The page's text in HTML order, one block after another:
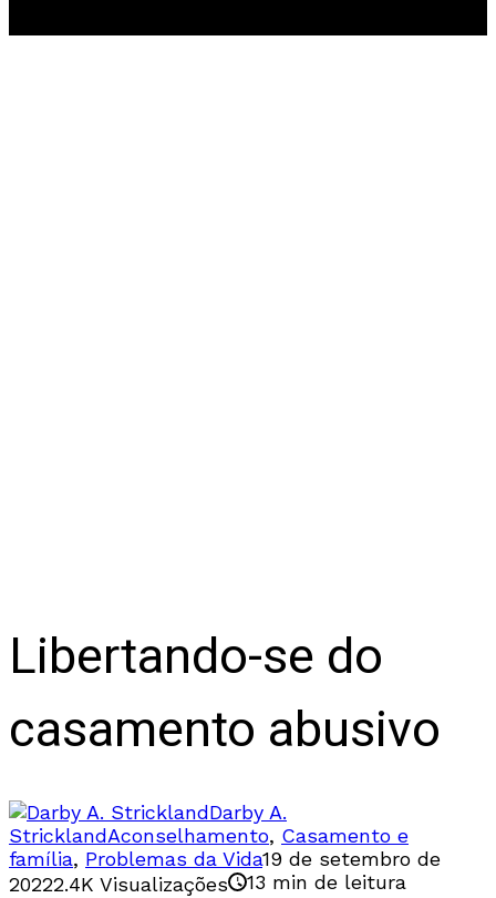
Libertando-se do
casamento abusivo
Darby A.
StricklandAconselhamento, Casamento e
família, Problemas da Vida19 de setembro de
20222.4K Visualizações 13 min de leitura